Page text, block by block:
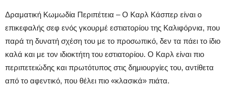
Δραματική Κωμωδία Περιπέτεια – Ο Καρλ Κάσπερ είναι ο
επικεφαλής σεφ ενός γκουρμέ εστιατορίου της Καλιφόρνια, που
παρά τη δυνατή σχέση του με το προσωπικό, δεν τα πάει το ίδιο
καλά και με τον ιδιοκτήτη του εστιατορίου. Ο Καρλ είναι πιο
περιπετειώδης και πρωτότυπος στις δημιουργίες του, αντίθετα
από το αφεντικό, που θέλει πιο «κλασικά» πιάτα.